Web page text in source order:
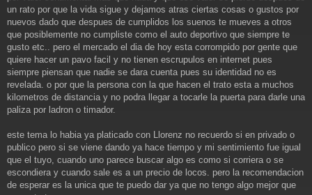
un rato por que la vida sigue y dejamos atras ciertas cosas o gustos por
nuevos dado que despues de cumplidos los suenos te mueves a otros
que posiblemente no cumpliste como el auto deportivo que siempre te
gusto etc.. pero el mercado el dia de hoy esta corrompido por gente que
quiere hacer un pavo facil y no tienen escrupulos en internet pues
siempre piensan que nadie se dara cuenta pues su identidad no es
revelada. o por que la persona con la que hacen el trato esta a muchos
kilometros de distancia y no podra llegar a tocarle la puerta para darle una
paliza por ladron o timador.
este tema lo habia ya platicado con Llorenz no recuerdo si en privado o
publico pero si se viene dando ya hace tiempo y mi sentimiento fue igual
que el tuyo, cuando uno parece buscar algo es como si corriera o se
escondiera y cuando sale es a un precio de locos. pero la recomendacion
de esperar es la unica que te puedo dar ya que no tengo algo mejor que